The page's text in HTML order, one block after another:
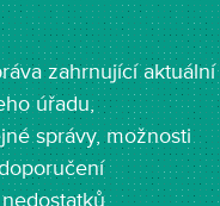
zahrnující aktuální
úřadu,
správy, možnosti